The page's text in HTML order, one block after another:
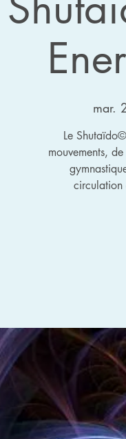
mar.
Le
mouvements,
circulation